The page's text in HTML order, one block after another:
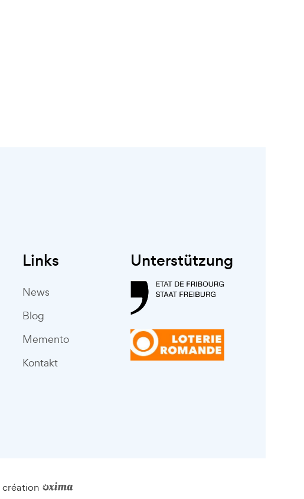
Links
News
Blog
Memento
Kontakt
Unterstützung
création